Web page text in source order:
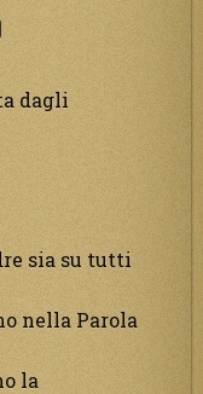
dagli
sia su tutti
nella Parola
la